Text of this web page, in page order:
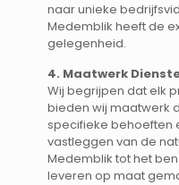
naar unieke
Medemblik heeft de
gelegenheid.
4. Maatwerk
Wij begrijpen dat elk
bieden wij maatwerk
specifieke behoeften
vastleggen van de
Medemblik tot het
leveren op maat